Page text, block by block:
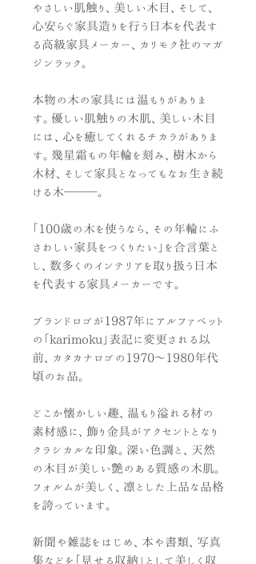
やさしい肌触り、美しい木目、そして、
心安らぐ家具造りを行う日本を代表す
る高級家具メーカー、カリモク社のマガ
ジンラック。
本物の木の家具には温もりがありま
す。優しい肌触りの木肌、美しい木目
には、心を癒してくれるチカラがありま
す。幾星霜もの年輪を刻み、樹木から
木材、そして家具となってもなお生き続
ける木―――。
「100歳の木を使うなら、その年輪にふ
さわしい家具をつくりたい」を合言葉と
し、数多くのインテリアを取り扱う日本
を代表する家具メーカーです。
ブランドロゴが1987年にアルファベット
の「karimoku」表記に変更される以
前、カタカナロゴの1970～1980年代
頃のお品。
どこか懐かしい趣、温もり溢れる材の
素材感に、飾り金具がアクセントとなり
クラシカルな印象。深い色調と、天然
の木目が美しい艶のある質感の木肌。
フォルムが美しく、凛とした上品な品格
を誇っています。
新聞や雑誌をはじめ、本や書類、写真
集などを「見せる収納」として美しく収